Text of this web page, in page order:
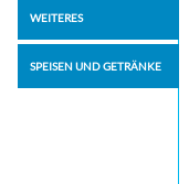
WEITERES
SPEISEN UND GETRÄNKE